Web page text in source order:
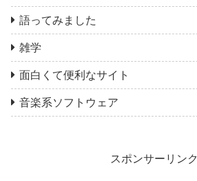
語ってみました
雑学
面白くて便利なサイト
音楽系ソフトウェア
スポンサーリンク